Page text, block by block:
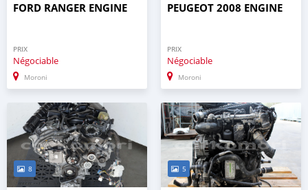
FORD RANGER ENGINE
PRIX
Négociable
Moroni
PEUGEOT 2008 ENGINE
PRIX
Négociable
Moroni
8 5